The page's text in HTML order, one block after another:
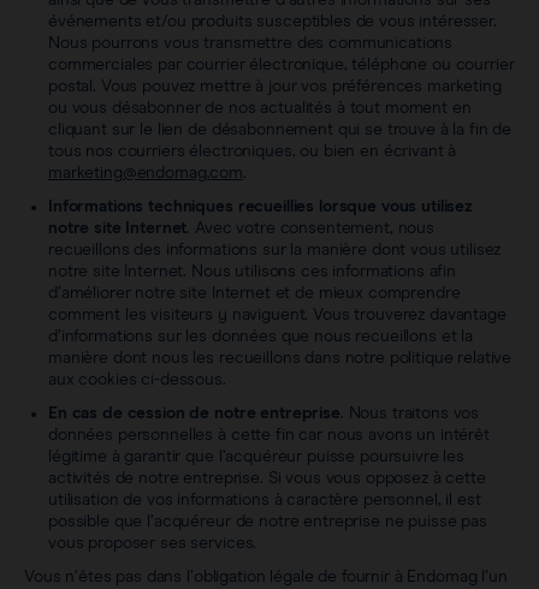
événements et/ou produits susceptibles de vous intéresser.
Nous pourrons vous transmettre des communications
commerciales par courrier électronique, téléphone ou courrier
postal. Vous pouvez mettre à jour vos préférences marketing
ou vous désabonner de nos actualités à tout moment en
cliquant sur le lien de désabonnement qui se trouve à la fin de
tous nos courriers électroniques, ou bien en écrivant à
marketing@endomag.com.
Informations techniques recueillies lorsque vous utilisez
notre site Internet. Avec votre consentement, nous
recueillons des informations sur la manière dont vous utilisez
notre site Internet. Nous utilisons ces informations afin
d’améliorer notre site Internet et de mieux comprendre
comment les visiteurs y naviguent. Vous trouverez davantage
d’informations sur les données que nous recueillons et la
manière dont nous les recueillons dans notre politique relative
aux cookies ci-dessous.
En cas de cession de notre entreprise. Nous traitons vos
données personnelles à cette fin car nous avons un intérêt
légitime à garantir que l’acquéreur puisse poursuivre les
activités de notre entreprise. Si vous vous opposez à cette
utilisation de vos informations à caractère personnel, il est
possible que l’acquéreur de notre entreprise ne puisse pas
vous proposer ses services.
Vous n’êtes pas dans l’obligation légale de fournir à Endomag l’un